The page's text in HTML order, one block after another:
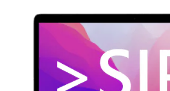
Информационный центр
НАЙТИ БОЛЬШЕ РЕШЕНИЙ